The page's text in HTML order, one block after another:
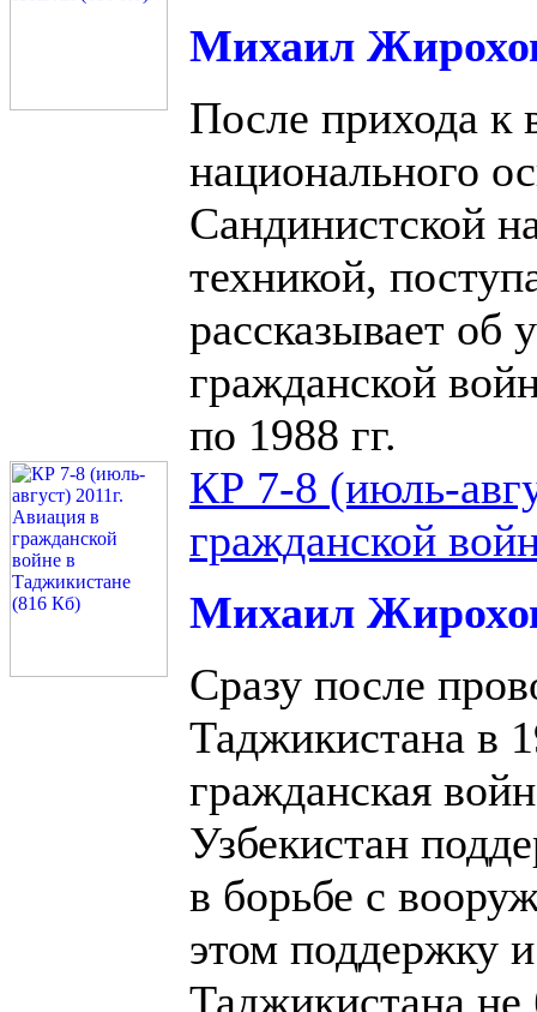
Михаил
После прихода к
национального
Сандинистской
техникой,
рассказывает об
гражданской
по 1988 гг.
КР 7-8 (июль-
гражданской
Михаил
Сразу после
Таджикистана в
гражданская
Узбекистан
в борьбе с
этом поддержку
Таджикистана